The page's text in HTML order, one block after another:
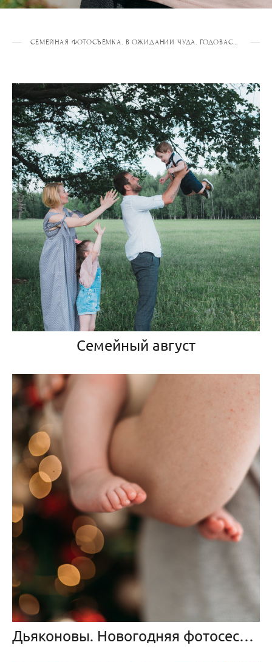
Семейный август
Дьяконовы. Новогодняя фотосессия